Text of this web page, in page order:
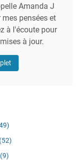
Amanda J
pensées et
à l'écoute pour
à jour.
(52)
(9)